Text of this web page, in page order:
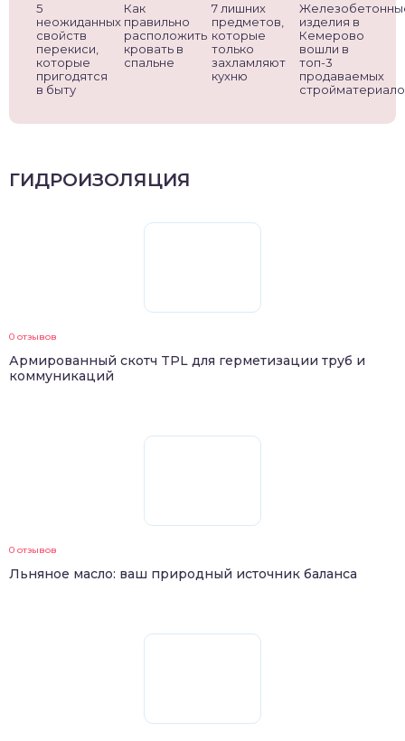
5
неожиданных
свойств
перекиси,
которые
пригодятся
в быту
Как
правильно
расположить
кровать в
спальне
7 лишних
предметов,
которые
только
захламляют
кухню
изделия в
Кемерово
вошли в
топ-3
продаваемых
ГИДРОИЗОЛЯЦИЯ
0 отзывов
Армированный скотч TPL для герметизации труб и
коммуникаций
0 отзывов
Льняное масло: ваш природный источник баланса